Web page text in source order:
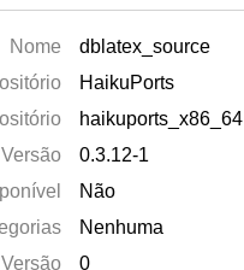
Nome
dblatex_source
HaikuPorts
haikuports_x86_64
Versão
0.3.12-1
Não
Nenhuma
0